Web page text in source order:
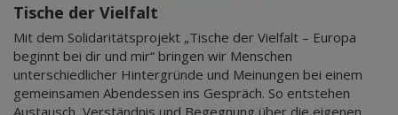
Tische der Vielfalt
Mit dem Solidaritätsprojekt „Tische der Vielfalt – Europa
beginnt bei dir und mir“ bringen wir Menschen
unterschiedlicher Hintergründe und Meinungen bei einem
gemeinsamen Abendessen ins Gespräch. So entstehen
Austausch, Verständnis und Begegnung über die eigenen